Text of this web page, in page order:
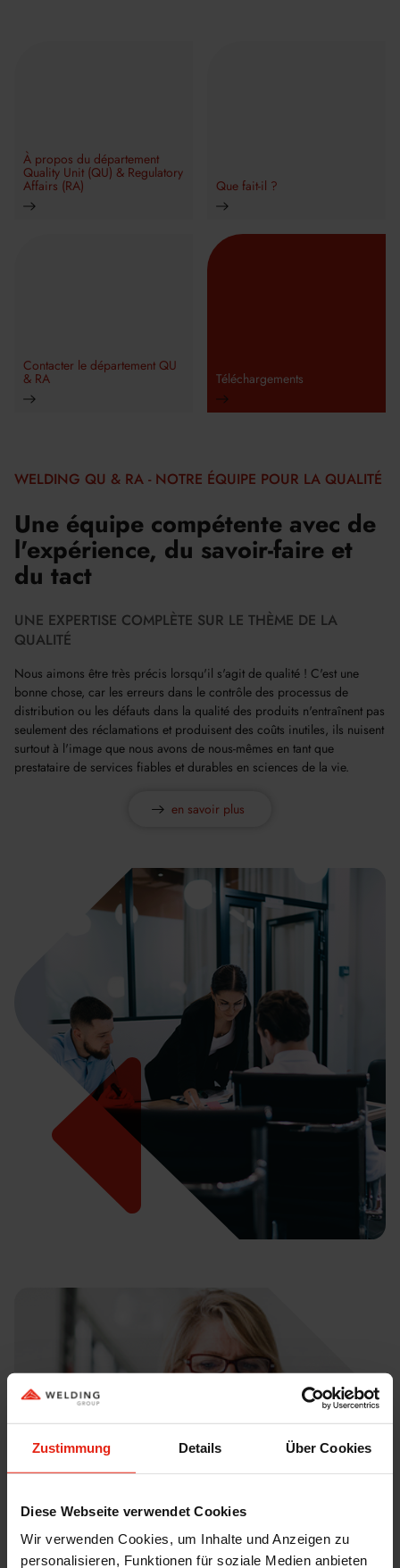
Zustimmung Details Über Cookies
Diese Webseite verwendet Cookies
Wir verwenden Cookies, um Inhalte und Anzeigen zu
personalisieren, Funktionen für soziale Medien anbieten
À propos du département
Quality Unit (QU) & Regulatory
Affairs (RA) Que fait-il ?
Contacter le département QU
& RA Téléchargements
WELDING QU & RA - NOTRE ÉQUIPE POUR LA QUALITÉ
Une équipe compétente avec de
l'expérience, du savoir-faire et
du tact
UNE EXPERTISE COMPLÈTE SUR LE THÈME DE LA
QUALITÉ
Nous aimons être très précis lorsqu'il s'agit de qualité ! C'est une
bonne chose, car les erreurs dans le contrôle des processus de
distribution ou les défauts dans la qualité des produits n'entraînent pas
seulement des réclamations et produisent des coûts inutiles, ils nuisent
surtout à l'image que nous avons de nous-mêmes en tant que
prestataire de services fiables et durables en sciences de la vie.
en savoir plus